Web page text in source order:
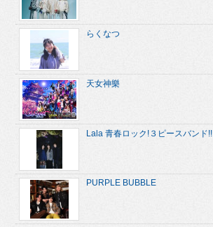
らくなつ
天女神樂
Lala 青春ロック!３ピースバンド!!
PURPLE BUBBLE